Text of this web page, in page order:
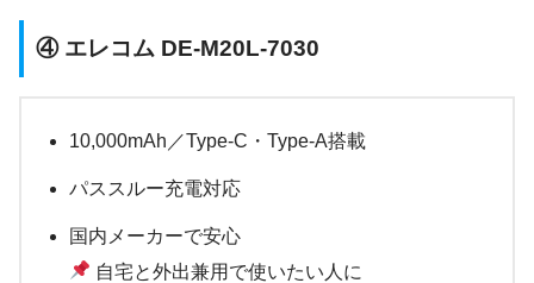
④ エレコム DE-M20L-7030
10,000mAh／Type-C・Type-A搭載
パススルー充電対応
国内メーカーで安心
自宅と外出兼用で使いたい人に